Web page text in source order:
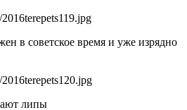
в советское время и уже изрядно
липы